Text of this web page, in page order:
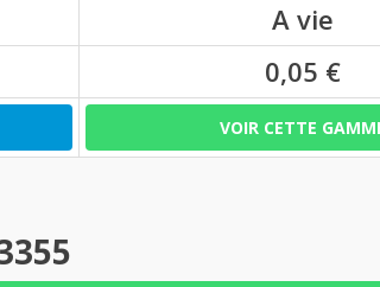
A vie
0,05 €
VOIR CETTE